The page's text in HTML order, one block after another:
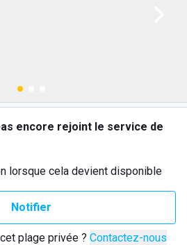
encore rejoint le service de
lorsque cela devient disponible
Notifier
plage privée ? Contactez-nous